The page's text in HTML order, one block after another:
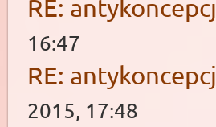
RE:
16:47
RE:
2015, 17:48